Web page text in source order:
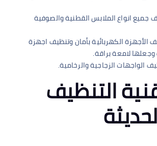
جميع انواع الملابس القطنية والصوفية
الأجهزة الكهربائية بأمان وتنظيف اجهزة
وجعلها لامعة براقة.
الواجهات الزجاجية والرخامية.
التنظيف